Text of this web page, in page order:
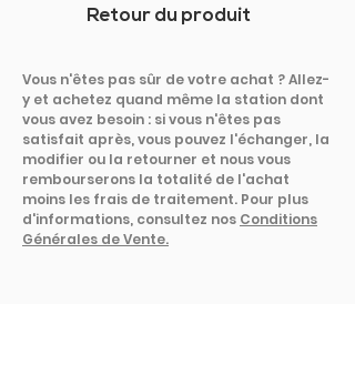
Retour du produit
Vous n'êtes pas sûr de votre achat ? Allez-
y et achetez quand même la station dont
vous avez besoin : si vous n'êtes pas
satisfait après, vous pouvez l'échanger, la
modifier ou la retourner et nous vous
rembourserons la totalité de l'achat
moins les frais de traitement. Pour plus
d'informations, consultez nos Conditions
Générales de Vente.